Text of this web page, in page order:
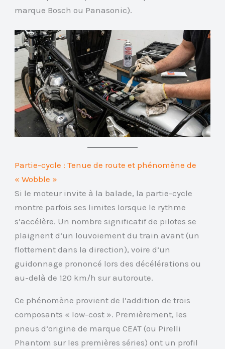
marque Bosch ou Panasonic).
Partie-cycle : Tenue de route et phénomène de
« Wobble »
Si le moteur invite à la balade, la partie-cycle
montre parfois ses limites lorsque le rythme
s’accélère. Un nombre significatif de pilotes se
plaignent d’un louvoiement du train avant (un
flottement dans la direction), voire d’un
guidonnage prononcé lors des décélérations ou
au-delà de 120 km/h sur autoroute.
Ce phénomène provient de l’addition de trois
composants « low-cost ». Premièrement, les
pneus d’origine de marque CEAT (ou Pirelli
Phantom sur les premières séries) ont un profil